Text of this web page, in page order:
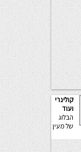
קולינרי
ועוד
הבלוג
של מעין